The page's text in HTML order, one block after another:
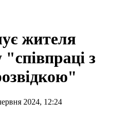
жителя
з
2024, 12:24